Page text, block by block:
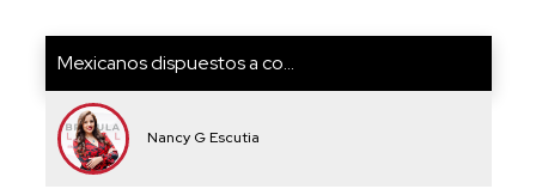
Mexicanos dispuestos a co...
Nancy G Escutia